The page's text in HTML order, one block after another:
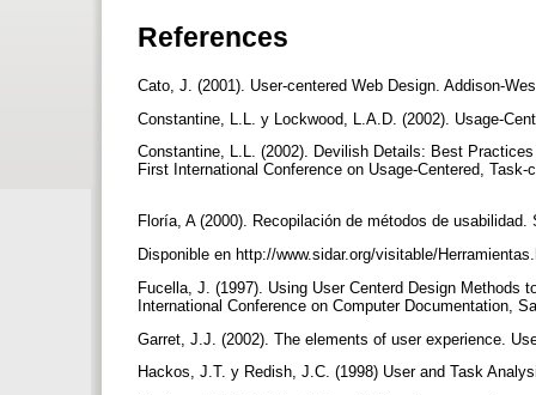
References
Cato, J. (2001). User-centered Web Design. Addison-
Constantine, L.L. y Lockwood, L.A.D. (2002). Usage-
Constantine, L.L. (2002). Devilish Details: Best
First International Conference on Usage-Centered,
Floría, A (2000). Recopilación de métodos de
Disponible en http://www.sidar.org/visitable/
Fucella, J. (1997). Using User Centerd Design Methods
International Conference on Computer Documentation,
Garret, J.J. (2002). The elements of user experience.
Hackos, J.T. y Redish, J.C. (1998) User and Task